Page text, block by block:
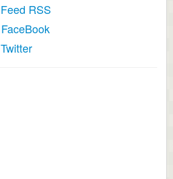
Feed RSS
FaceBook
Twitter